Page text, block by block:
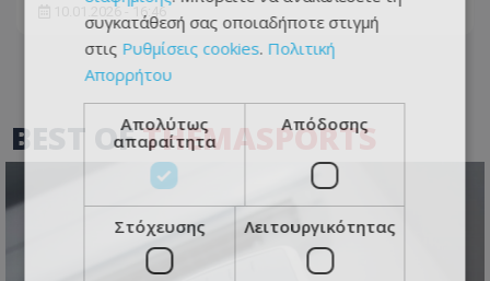
10.01.2026 - 16:46
BEST OFTHEMASPORTS
συγκατάθεσή σας οποιαδήποτε στιγμή
στις Ρυθμίσεις cookies. Πολιτική
Απορρήτου
Απολύτως
απαραίτητα
Απόδοσης
Στόχευσης Λειτουργικότητας